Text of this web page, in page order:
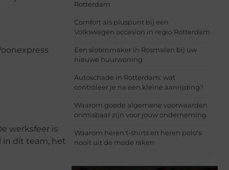
werksfeer is
in dit team, het
Rotterdam
Comfort als pluspunt bij een
Volkswagen occasion in regio Rotterdam
Een slotenmaker in Rosmalen bij uw
nieuwe huurwoning
Autoschade in Rotterdam: wat
controleer je na een kleine aanrijding?
Waarom goede algemene voorwaarden
onmisbaar zijn voor jouw onderneming
Waarom heren t-shirts en heren polo's
nooit uit de mode raken